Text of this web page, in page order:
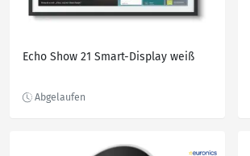
Echo Show 21 Smart-Display weiß